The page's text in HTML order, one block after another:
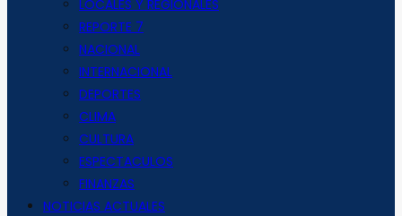
LOCALES Y REGIONALES
REPORTE 7
NACIONAL
INTERNACIONAL
DEPORTES
CLIMA
CULTURA
ESPECTACULOS
FINANZAS
NOTICIAS ACTUALES